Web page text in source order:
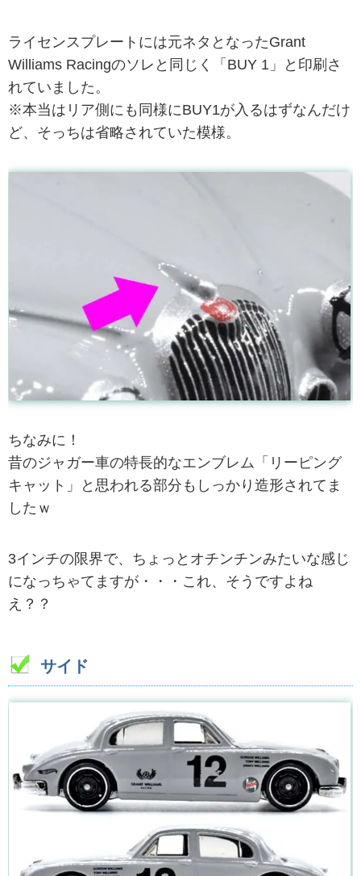
ライセンスプレートには元ネタとなったGrant
Williams Racingのソレと同じく「BUY 1」と印刷さ
れていました。
※本当はリア側にも同様にBUY1が入るはずなんだけ
ど、そっちは省略されていた模様。
ちなみに！
昔のジャガー車の特長的なエンブレム「リーピング
キャット」と思われる部分もしっかり造形されてま
したｗ
3インチの限界で、ちょっとオチンチンみたいな感じ
になっちゃてますが・・・これ、そうですよね
え？？
サイド